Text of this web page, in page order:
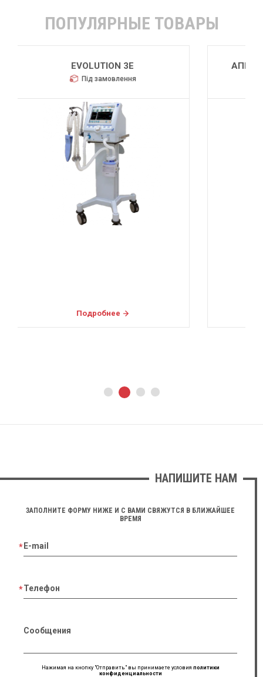
ПОПУЛЯРНЫЕ ТОВАРЫ
АППАРАТ ИВЛ HAMILTON-C6
Під замовлення
Подробнее
НАПИШИТЕ НАМ
ЗАПОЛНИТЕ ФОРМУ НИЖЕ И С ВАМИ СВЯЖУТСЯ В БЛИЖАЙШЕЕ
ВРЕМЯ
E-mail
Телефон
Сообщения
Нажимая на кнопку "Отправить" вы принимаете условия политики
конфиденциальности